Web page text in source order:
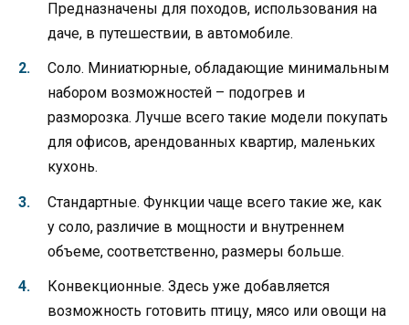
Предназначены для походов, использования на
даче, в путешествии, в автомобиле.
Соло. Миниатюрные, обладающие минимальным
набором возможностей – подогрев и
разморозка. Лучше всего такие модели покупать
для офисов, арендованных квартир, маленьких
кухонь.
Стандартные. Функции чаще всего такие же, как
у соло, различие в мощности и внутреннем
объеме, соответственно, размеры больше.
Конвекционные. Здесь уже добавляется
возможность готовить птицу, мясо или овощи на